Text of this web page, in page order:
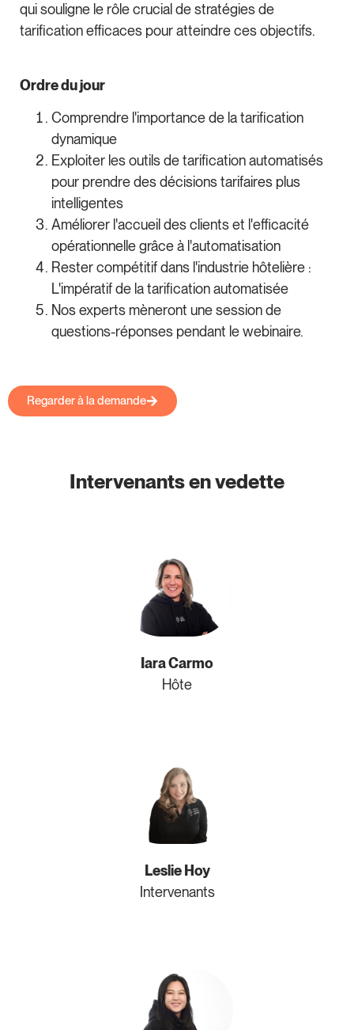
qui souligne le rôle crucial de stratégies de
tarification efficaces pour atteindre ces objectifs.
Ordre du jour
Comprendre l'importance de la tarification
dynamique
Exploiter les outils de tarification automatisés
pour prendre des décisions tarifaires plus
intelligentes
Améliorer l'accueil des clients et l'efficacité
opérationnelle grâce à l'automatisation
Rester compétitif dans l'industrie hôtelière :
L'impératif de la tarification automatisée
Nos experts mèneront une session de
questions-réponses pendant le webinaire.
Regarder à la demande
Intervenants en vedette
Iara Carmo
Hôte
Leslie Hoy
Intervenants